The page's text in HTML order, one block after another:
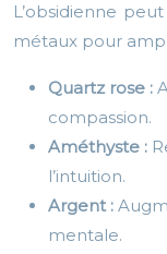
L’obsidienne
métaux pour
Quartz rose :
compassion.
Améthyste :
l’intuition.
Argent :
mentale.